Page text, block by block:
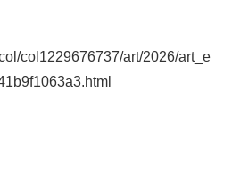
col1229676737/art/2026/art_e